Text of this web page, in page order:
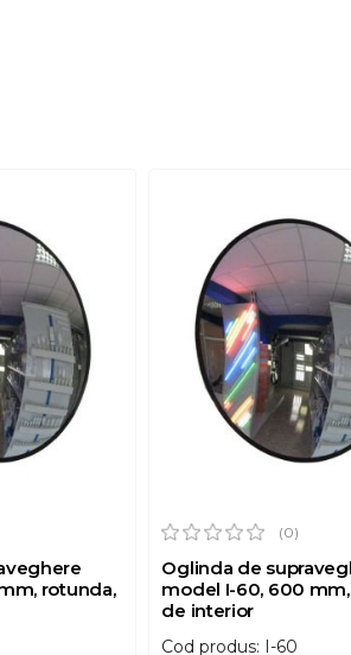
rotunda,
(0)
Oglinda de
model I-60, 600
de interior
Cod produs: I-60